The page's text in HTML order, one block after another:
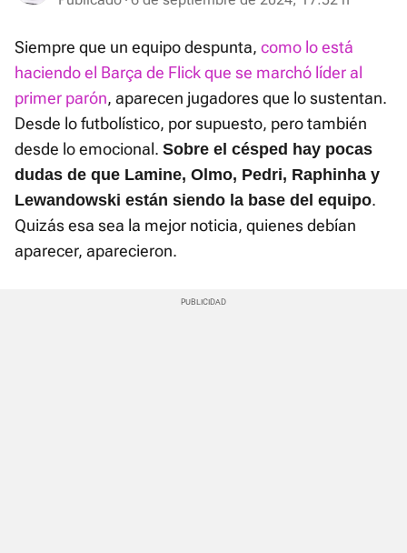
Siempre que un equipo despunta, como lo está
haciendo el Barça de Flick que se marchó líder al
primer parón, aparecen jugadores que lo sustentan.
Desde lo futbolístico, por supuesto, pero también
desde lo emocional. Sobre el césped hay pocas
dudas de que Lamine, Olmo, Pedri, Raphinha y
Lewandowski están siendo la base del equipo.
Quizás esa sea la mejor noticia, quienes debían
aparecer, aparecieron.